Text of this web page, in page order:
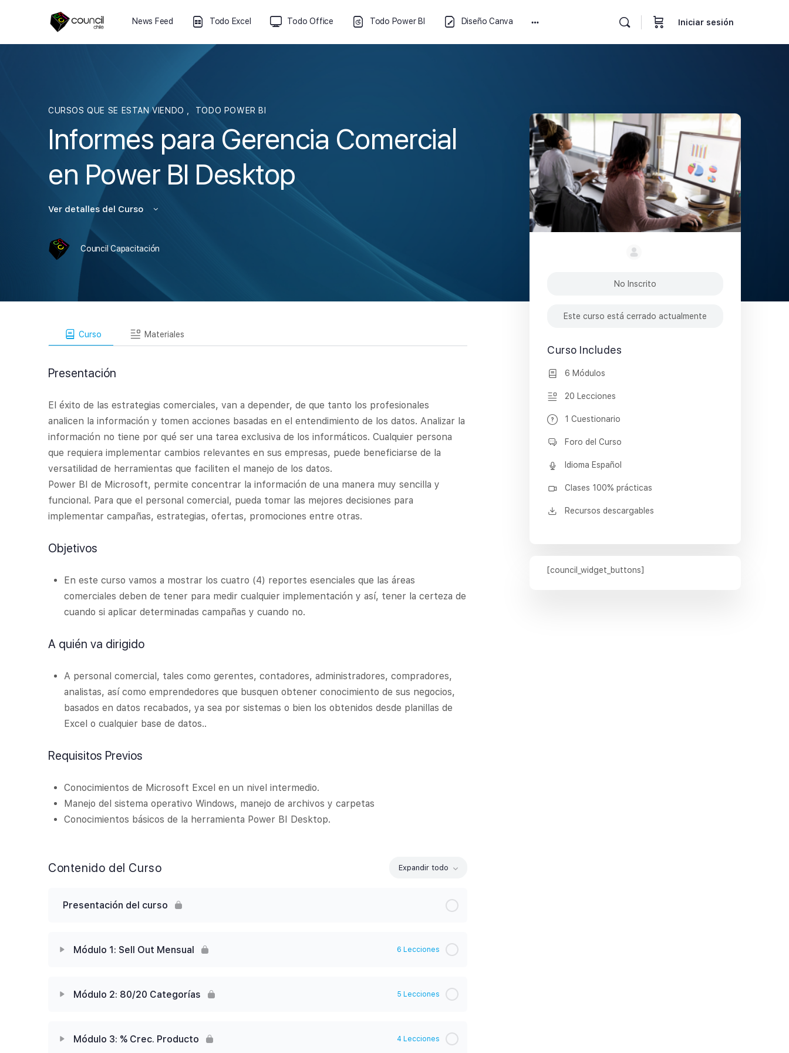
News Feed Todo Excel Todo Office Todo Power BI Diseño Canva Iniciar sesión
CURSOS QUE SE ESTAN VIENDO TODO POWER BI
Informes para Gerencia Comercial
en Power BI Desktop
Ver detalles del Curso
Council Capacitación
Curso Materiales
Presentación
El éxito de las estrategias comerciales, van a depender, de que tanto los profesionales
analicen la información y tomen acciones basadas en el entendimiento de los datos. Analizar la
información no tiene por qué ser una tarea exclusiva de los informáticos. Cualquier persona
que requiera implementar cambios relevantes en sus empresas, puede beneficiarse de la
versatilidad de herramientas que faciliten el manejo de los datos.
Power BI de Microsoft, permite concentrar la información de una manera muy sencilla y
funcional. Para que el personal comercial, pueda tomar las mejores decisiones para
implementar campañas, estrategias, ofertas, promociones entre otras.
Objetivos
En este curso vamos a mostrar los cuatro (4) reportes esenciales que las áreas
comerciales deben de tener para medir cualquier implementación y así, tener la certeza de
cuando si aplicar determinadas campañas y cuando no.
A quién va dirigido
A personal comercial, tales como gerentes, contadores, administradores, compradores,
analistas, así como emprendedores que busquen obtener conocimiento de sus negocios,
basados en datos recabados, ya sea por sistemas o bien los obtenidos desde planillas de
Excel o cualquier base de datos..
Requisitos Previos
Conocimientos de Microsoft Excel en un nivel intermedio.
Manejo del sistema operativo Windows, manejo de archivos y carpetas
Conocimientos básicos de la herramienta Power BI Desktop.
Contenido del Curso Expandir todo
Módulos
Presentación del curso
Módulo 1: Sell Out Mensual 6 Lecciones
Módulo 2: 80/20 Categorías 5 Lecciones
Módulo 3: % Crec. Producto 4 Lecciones
No Inscrito
Este curso está cerrado actualmente
Curso Includes
6 Módulos
20 Lecciones
1 Cuestionario
Foro del Curso
Idioma Español
Clases 100% prácticas
Recursos descargables
[council_widget_buttons]